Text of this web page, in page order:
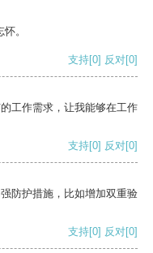
。
支持[0] 反对[0]
工作需求，让我能够在工作
支持[0] 反对[0]
防护措施，比如增加双重验
支持[0] 反对[0]